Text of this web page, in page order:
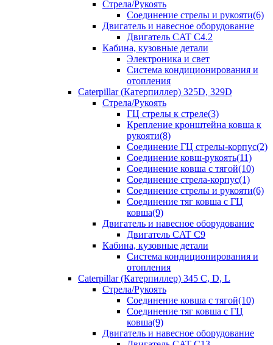
Стрела/Рукоять
Соединение стрелы и рукояти(6)
Двигатель и навесное оборудование
Двигатель CAT С4.2
Кабина, кузовные детали
Электроника и свет
Система кондиционирования и
отопления
Caterpillar (Катерпиллер) 325D, 329D
Стрела/Рукоять
ГЦ стрелы к стреле(3)
Крепление кронштейна ковша к
рукояти(8)
Соединение ГЦ стрелы-корпус(2)
Соединение ковш-рукоять(11)
Соединение ковша с тягой(10)
Соединение стрела-корпус(1)
Соединение стрелы и рукояти(6)
Соединение тяг ковша с ГЦ
ковша(9)
Двигатель и навесное оборудование
Двигатель CAT C9
Кабина, кузовные детали
Система кондиционирования и
отопления
Caterpillar (Катерпиллер) 345 C, D, L
Стрела/Рукоять
Соединение ковша с тягой(10)
Соединение тяг ковша с ГЦ
ковша(9)
Двигатель и навесное оборудование